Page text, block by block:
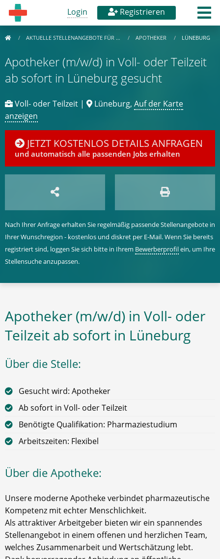
Login Registrieren
AKTUELLE STELLENANGEBOTE FÜR … APOTHEKER LÜNEBURG
Apotheker (m/w/d) in Voll- oder Teilzeit
ab sofort in Lüneburg gesucht
Voll- oder Teilzeit | Lüneburg, Auf der Karte
anzeigen
JETZT KOSTENLOS DETAILS ANFRAGEN
und automatisch alle passenden Jobs erhalten
Nach Ihrer Anfrage erhalten Sie regelmäßig passende Stellenangebote in
Ihrer Wunschregion - kostenlos und diskret per E-Mail. Wenn Sie bereits
registriert sind, loggen Sie sich bitte in Ihrem Bewerberprofilein, um Ihre
Stellensuche anzupassen.
Apotheker (m/w/d) in Voll- oder
Teilzeit ab sofort in Lüneburg
Über die Stelle:
Gesucht wird: Apotheker
Ab sofort in Voll- oder Teilzeit
Benötigte Qualifikation: Pharmaziestudium
Arbeitszeiten: Flexibel
Über die Apotheke:
Unsere moderne Apotheke verbindet pharmazeutische
Kompetenz mit echter Menschlichkeit.
Als attraktiver Arbeitgeber bieten wir ein spannendes
Stellenangebot in einem offenen und herzlichen Team,
welches Zusammenarbeit und Wertschätzung lebt.